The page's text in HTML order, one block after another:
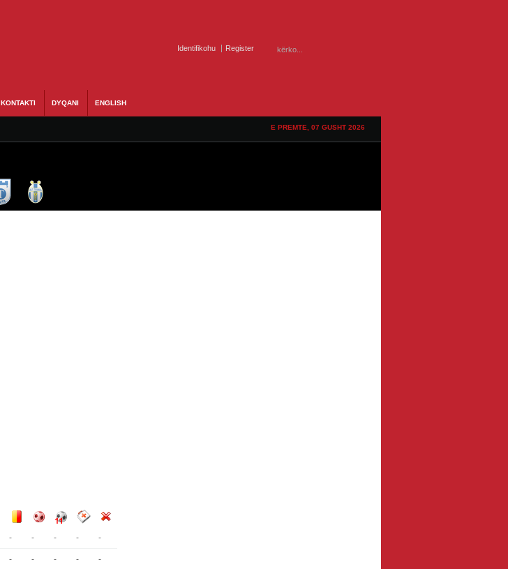
Identifikohu Register
KONTAKTI DYQANI ENGLISH
E PREMTE, 07 GUSHT 2026
- - - - -
- - - -
-